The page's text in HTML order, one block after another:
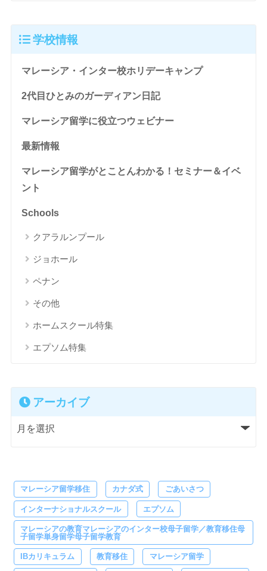
学校情報
マレーシア・インター校ホリデーキャンプ
2代目ひとみのガーディアン日記
マレーシア留学に役立つウェビナー
最新情報
マレーシア留学がとことんわかる！セミナー＆イベ
ント
Schools
クアラルンプール
ジョホール
ペナン
その他
ホームスクール特集
エプソム特集
アーカイブ
マレーシア留学移住 カナダ式 ごあいさつ
インターナショナルスクール エプソム
マレーシアの教育マレーシアのインター校母子留学／教育移住母
子留学単身留学母子留学教育
IBカリキュラム 教育移住 マレーシア留学